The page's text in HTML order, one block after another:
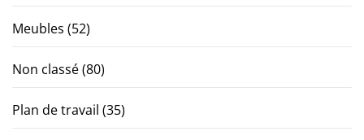
Meubles (52)
Non classé(80)
Plan de travail (35)